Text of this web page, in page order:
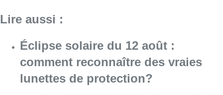
Lire aussi :
Éclipse solaire du 12 août :
comment reconnaître des vraies
lunettes de protection?